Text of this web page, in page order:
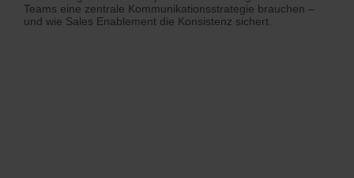
Teams eine zentrale Kommunikationsstrategie brauchen –
und wie Sales Enablement die Konsistenz sichert.